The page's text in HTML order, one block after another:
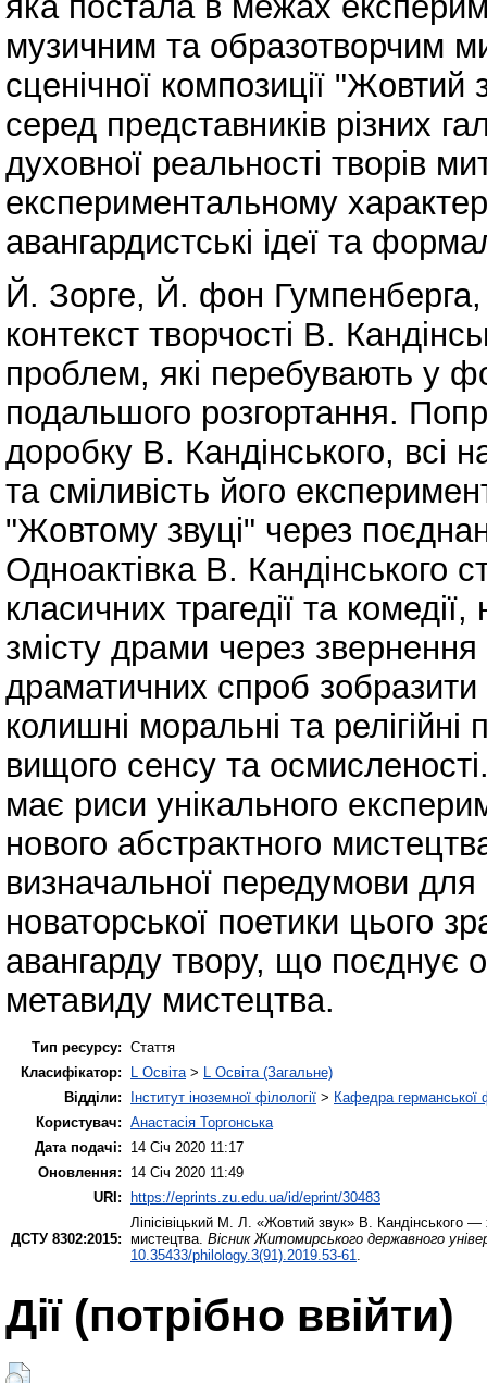
музичним та образотворчим
сценічної композиції "Жовтий
серед представників різних
духовної реальності творів
експериментальному
авангардистські ідеї та
Й. Зорге, Й. фон
контекст творчості В.
проблем, які перебувають у
подальшого розгортання.
доробку В. Кандінського, всі
та сміливість його
"Жовтому звуці" через
Одноактівка В. Кандінського
класичних трагедії та
змісту драми через
драматичних спроб
колишні моральні та
вищого сенсу та
має риси унікального
нового абстрактного
визначальної передумови
новаторської поетики цього
авангарду твору, що поєднує
метавиду мистецтва.
Тип ресурсу: Стаття
Класифікатор:
L Освіта> L Освіта (Загальне)
Відділи:
Інститут іноземної філології > Кафедра германської
Користувач: Анастасія Торгонська
Дата подачі:
14 Січ 2020 11:17
Оновлення:
14 Січ 2020 11:49
URI:
https://eprints.zu.edu.ua/id/eprint/30483
ДСТУ 8302:2015:
Ліпісівіцький М. Л. «Жовтий звук» В. Кандінського —
мистецтва. Вісник Житомирського державного
10.35433/philology.3(91).2019.53-61.
Дії ​​(потрібно ввійти)